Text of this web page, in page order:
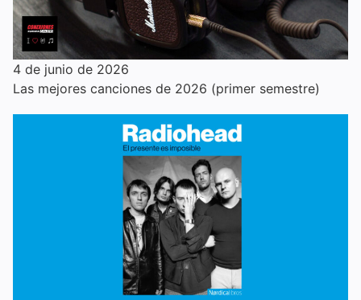
4 de junio de 2026
Las mejores canciones de 2026 (primer semestre)